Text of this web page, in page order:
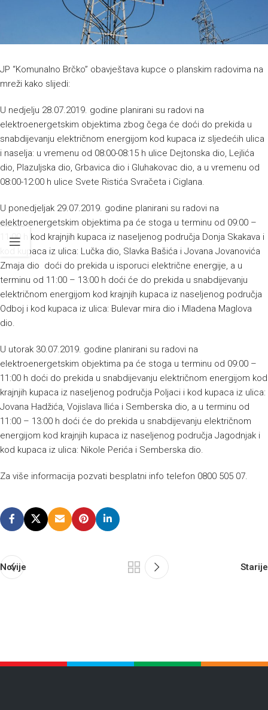
JP “Komunalno Brčko” obavještava kupce o planskim radovima na
mreži kako slijedi:
U nedjelju 28.07.2019. godine planirani su radovi na
elektroenergetskim objektima zbog čega će doći do prekida u
snabdijevanju električnom energijom kod kupaca iz sljedećih ulica
i naselja: u vremenu od 08:00-08:15 h ulice Dejtonska dio, Lejlića
dio, Plazuljska dio, Grbavica dio i Gluhakovac dio, a u vremenu od
08:00-12:00 h ulice Svete Ristića Svračeta i Ciglana.
U ponedjeljak 29.07.2019. godine planirani su radovi na
elektroenergetskim objektima pa će stoga u terminu od 09:00 –
11:00 h kod krajnjih kupaca iz naseljenog područja Donja Skakava i
kod kupaca iz ulica: Lučka dio, Slavka Bašića i Jovana Jovanovića
Zmaja dio doći do prekida u isporuci električne energije, a u
terminu od 11:00 – 13:00 h doći će do prekida u snabdijevanju
električnom energijom kod krajnjih kupaca iz naseljenog područja
Odboj i kod kupaca iz ulica: Bulevar mira dio i Mladena Maglova
dio.
U utorak 30.07.2019. godine planirani su radovi na
elektroenergetskim objektima pa će stoga u terminu od 09:00 –
11:00 h doći do prekida u snabdijevanju električnom energijom kod
krajnjih kupaca iz naseljenog područja Poljaci i kod kupaca iz ulica:
Jovana Hadžića, Vojislava Ilića i Semberska dio, a u terminu od
11:00 – 13:00 h doći će do prekida u snabdijevanju električnom
energijom kod krajnjih kupaca iz naseljenog područja Jagodnjak i
kod kupaca iz ulica: Nikole Perića i Semberska dio.
Za više informacija pozvati besplatni info telefon 0800 505 07.
Novije Starije